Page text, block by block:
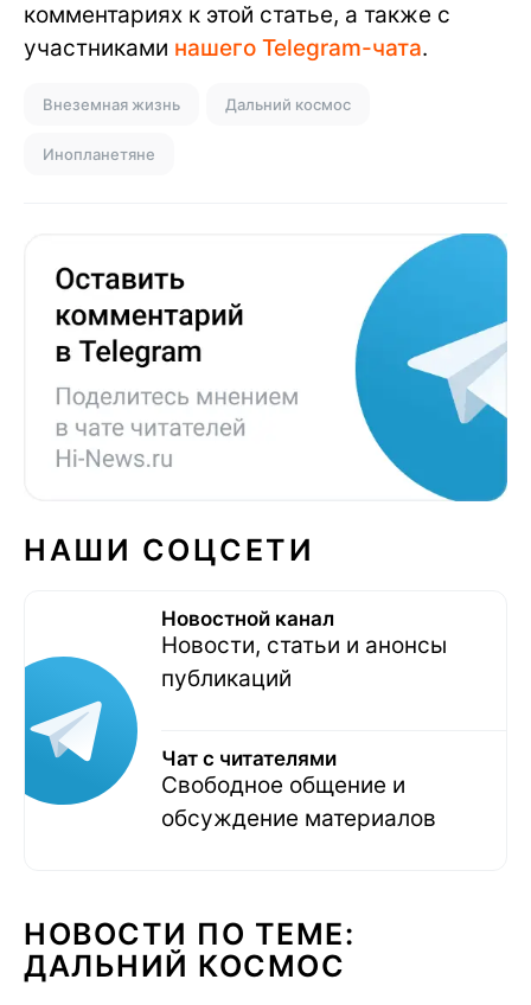
комментариях к этой статье, а также с
участниками нашего Telegram-чата.
Внеземная жизнь Дальний космос
Инопланетяне
НАШИ СОЦСЕТИ
Новостной канал
Новости, статьи и анонсы
публикаций
Чат с читателями
Свободное общение и
обсуждение материалов
НОВОСТИ ПО ТЕМЕ:
ДАЛЬНИЙ КОСМОС